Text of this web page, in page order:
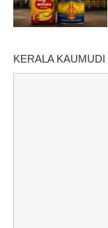
KERALA KAUMUDI